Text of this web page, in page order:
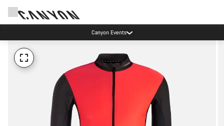
Canyon Events